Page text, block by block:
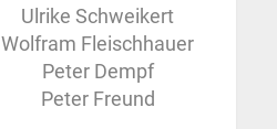
Ulrike Schweikert
Wolfram Fleischhauer
Peter Dempf
Peter Freund